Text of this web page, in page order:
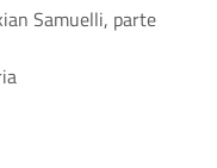
Samuelli, parte